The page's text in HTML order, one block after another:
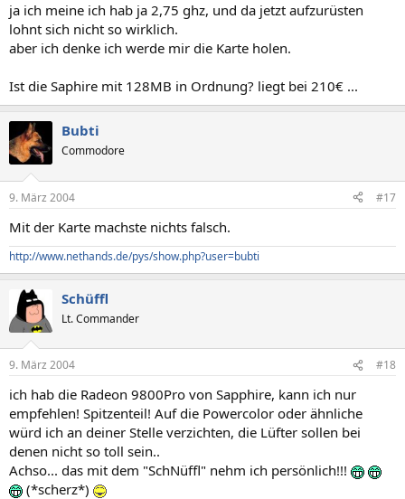
ja ich meine ich hab ja 2,75 ghz, und da jetzt aufzurüsten
lohnt sich nicht so wirklich.
aber ich denke ich werde mir die Karte holen.
Ist die Saphire mit 128MB in Ordnung? liegt bei 210€ ...
Bubti
Commodore
9. März 2004 #17
Mit der Karte machste nichts falsch.
http://www.nethands.de/pys/show.php?user=bubti
Schüffl
Lt. Commander
9. März 2004 #18
ich hab die Radeon 9800Pro von Sapphire, kann ich nur
empfehlen! Spitzenteil! Auf die Powercolor oder ähnliche
würd ich an deiner Stelle verzichten, die Lüfter sollen bei
denen nicht so toll sein..
Achso... das mit dem "SchNüffl" nehm ich persönlich!!!
(*scherz*)